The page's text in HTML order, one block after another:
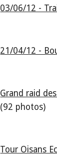
03/06/12 -
21/04/12 -
(92 photos)
Tour Oisans